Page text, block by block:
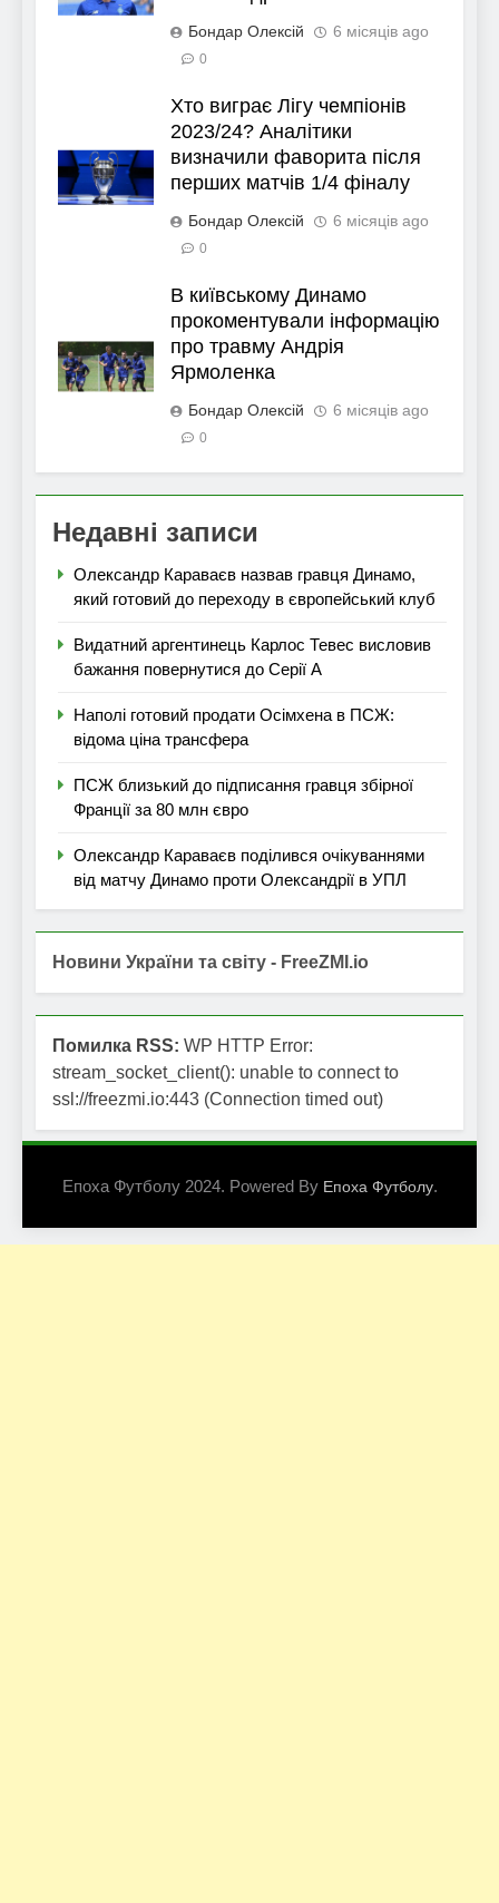
Бондар Олексій 6 місяців ago
0
Хто виграє Лігу чемпіонів
2023/24? Аналітики
визначили фаворита після
перших матчів 1/4 фіналу
Бондар Олексій 6 місяців ago
0
В київському Динамо
прокоментували інформацію
про травму Андрія
Ярмоленка
Бондар Олексій 6 місяців ago
0
Недавні записи
Олександр Караваєв назвав гравця Динамо,
який готовий до переходу в європейський клуб
Видатний аргентинець Карлос Тевес висловив
бажання повернутися до Серії А
Наполі готовий продати Осімхена в ПСЖ:
відома ціна трансфера
ПСЖ близький до підписання гравця збірної
Франції за 80 млн євро
Олександр Караваєв поділився очікуваннями
від матчу Динамо проти Олександрії в УПЛ
Новини України та світу - FreeZMI.io
Помилка RSS: WP HTTP Error:
stream_socket_client(): unable to connect to
ssl://freezmi.io:443 (Connection timed out)
Епоха Футболу 2024. Powered By Епоха Футболу.